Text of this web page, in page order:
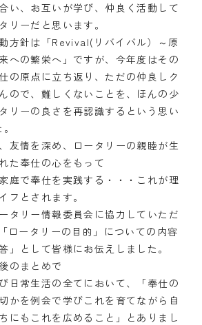
い、お互いが学び、仲良く活動して
リーだと思います。
方針は「Revival(リバイバル）～原
への繁栄へ」ですが、今年度はその
の原点に立ち返り、ただの仲良しク
ので、難しくないことを、ほんの少
リーの良さを再認識するという思い
友情を深め、ロータリーの親睦が生
た奉仕の心をもって
庭で奉仕を実践する・・・これが理
フとされます。
タリー情報委員会に協力していただ
ロータリーの目的」についての内容
」として皆様にお伝えしました。
のまとめで
日常生活の全てにおいて、「奉仕の
かを例会で学びこれを育てながら自
にもこれを広めること」とありまし